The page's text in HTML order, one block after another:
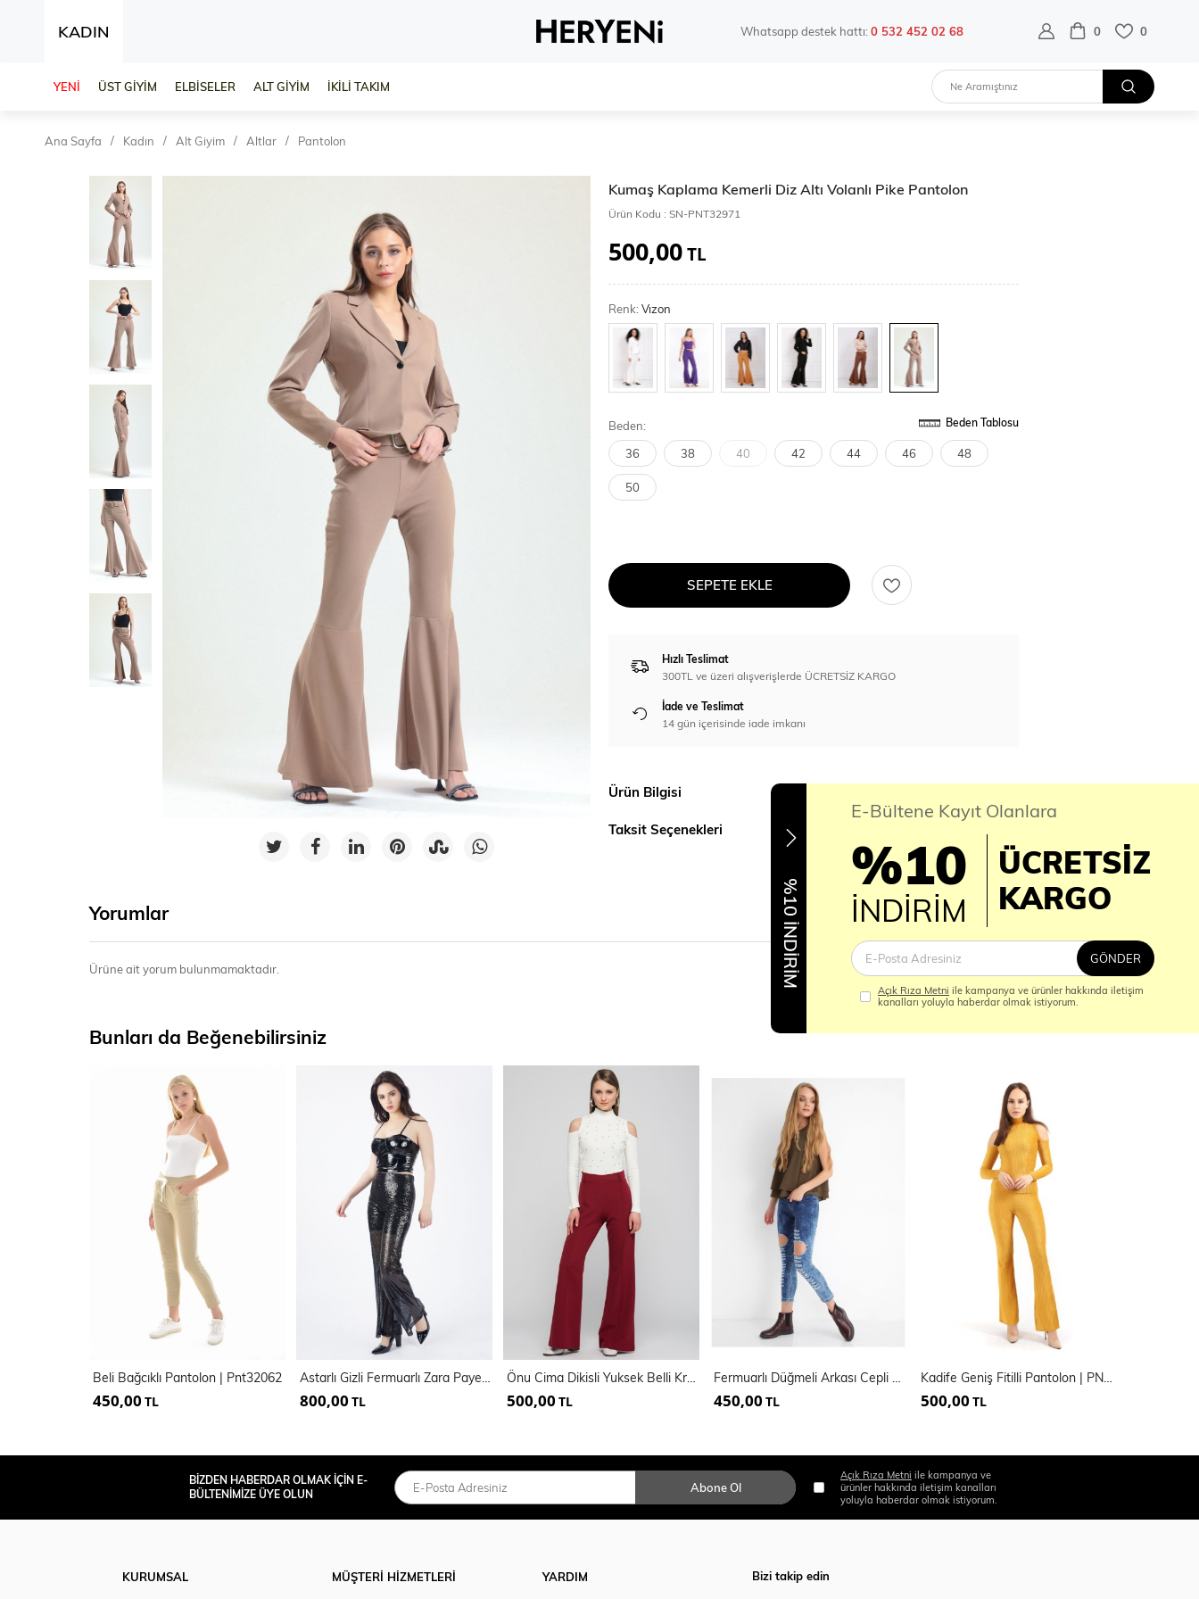
KADIN Whatsapp destek hattı:0 532 452 02 68 0 0
YENİ ÜST GİYİM ELBİSELER ALT GİYİM İKİLİ TAKIM
Ana Sayfa Kadın Alt Giyim Altlar Pantolon
Kumaş Kaplama Kemerli Diz Altı Volanlı Pike Pantolon
Ürün Kodu : SN-PNT32971
500,00TL
Renk:Vızon
Beden: Beden Tablosu
36 38 40 42 44 46 48
50
SEPETE EKLE
Hızlı Teslimat
300TL ve üzeri alışverişlerde ÜCRETSİZ KARGO
İade ve Teslimat
14 gün içerisinde iade imkanı
Ürün Bilgisi
Taksit Seçenekleri
Yorumlar
Ürüne ait yorum bulunmamaktadır.
Bunları da Beğenebilirsiniz
Beli Bağcıklı Pantolon | Pnt32062
450,00 TL
Astarlı Gizli Fermuarlı Zara Payet Pantolon | Pnt32488
800,00 TL
Önu Cima Dikisli Yuksek Belli Krep Pantolon | Pnt31041
500,00 TL
Fermuarlı Düğmeli Arkası Cepli Kot Pantolon
450,00 TL
Kadife Geniş Fitilli Pantolon | PNT32407
500,00 TL
%10 İNDİRİM
E-Bültene Kayıt Olanlara
%10
İNDİRİM
ÜCRETSİZ
KARGO
GÖNDER
Açık Rıza Metni ile kampanya ve ürünler hakkında iletişim
kanalları yoluyla haberdar olmak istiyorum.
BİZDEN HABERDAR OLMAK İÇİN E-
BÜLTENİMİZE ÜYE OLUN
Abone Ol
Açık Rıza Metni ile kampanya ve
ürünler hakkında iletişim kanalları
yoluyla haberdar olmak istiyorum.
KURUMSAL
MÜŞTERİ HİZMETLERİ
YARDIM
Bizi takip edin